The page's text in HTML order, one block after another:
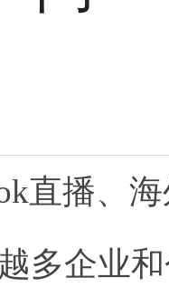
直播、
多企业